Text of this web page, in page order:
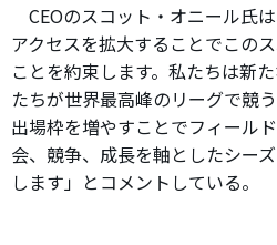
CEOのスコット・オニール氏
アクセスを拡大することでこの
ことを約束します。私たちは新
たちが世界最高峰のリーグで競
出場枠を増やすことでフィール
会、競争、成長を軸としたシー
します」とコメントしている。